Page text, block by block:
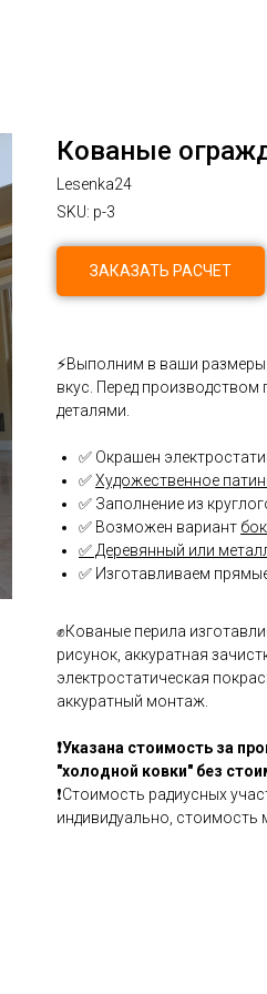
Кованые
Lesenka24
SKU: p-3
ЗАКАЗАТЬ РАСЧЕТ
⚡Выполним в ваши
вкус. Перед
деталями.
✅ Окрашен
✅Художественное
✅ Заполнение из
✅ Возможен вариант
✅ Деревянный или
✅ Изготавливаем
✊Кованые перила
рисунок, аккуратная
электростатическая
аккуратный монтаж.
❗Указана стоимость за
"холодной ковки" без
❗Стоимость радиусных
индивидуально, стоимость